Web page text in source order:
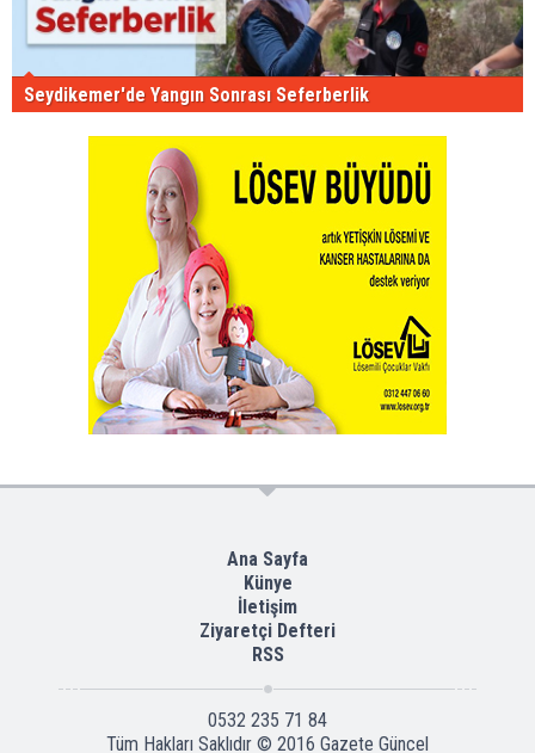
Seydikemer'de Yangın Sonrası Seferberlik
Ana Sayfa
Künye
İletişim
Ziyaretçi Defteri
RSS
0532 235 71 84
Tüm Hakları Saklıdır © 2016 Gazete Güncel